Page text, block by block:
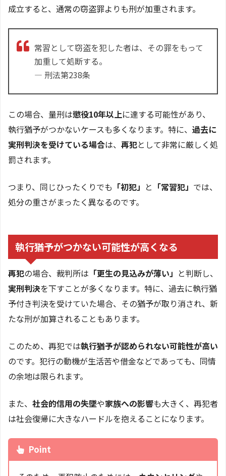
成立すると、通常の窃盗罪よりも刑が加重されます。
常習として窃盗を犯した者は、その罪をもって
加重して処断する。
― 刑法第238条
この場合、量刑は懲役10年以上に達する可能性があり、
執行猶予がつかないケースも多くなります。特に、 過去に
実刑判決を受けている場合は、 再犯として非常に厳しく処
罰されます。
つまり、同じひったくりでも 「初犯」 と 「常習犯」 では、
処分の重さがまったく異なるのです。
執行猶予がつかない可能性が高くなる
再犯の場合、裁判所は 「更生の見込みが薄い」 と判断し、
実刑判決を下すことが多くなります。特に、過去に執行猶
予付き判決を受けていた場合、その猶予が取り消され、新
たな刑が加算されることもあります。
このため、再犯では執行猶予が認められない可能性が高い
のです。犯行の動機が生活苦や借金などであっても、同情
の余地は限られます。
また、 社会的信用の失墜や家族への影響も大きく、再犯者
は社会復帰に大きなハードルを抱えることになります。
Point